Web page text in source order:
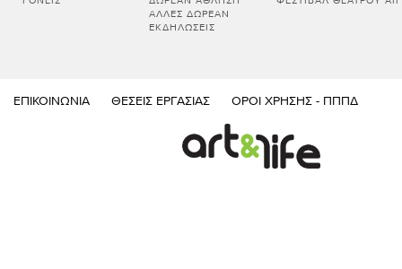
ΆΛΛΕΣ ΔΩΡΕΆΝ
ΕΚΔΗΛΏΣΕΙΣ
ΕΠΙΚΟΙΝΩΝΊΑ ΘΈΣΕΙΣ ΕΡΓΑΣΊΑΣ ΌΡΟΙ ΧΡΉΣΗΣ - ΠΠΠΔ